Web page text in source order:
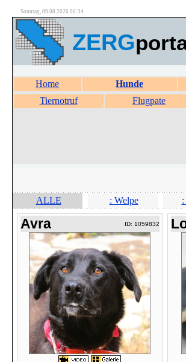
Sonntag, 09.08.2026 06:34
ZERG
Home Hunde
Tiernotruf
Flugpate
ALLE : Welpe
Avra ID: 1059832